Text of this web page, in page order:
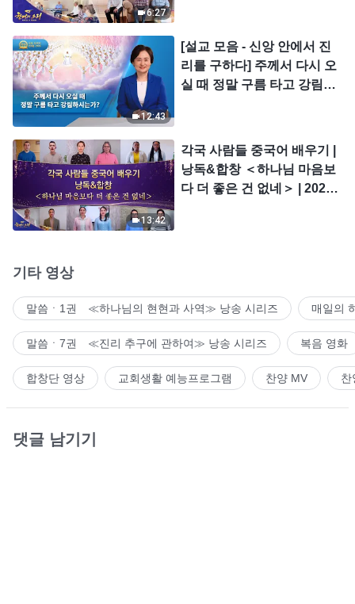
6:27
12:43
[설교 모음 - 신앙 안에서 진
리를 구하다] 주께서 다시 오
실 때 정말 구름 타고 강림하
13:42
각국 사람들 중국어 배우기 |
낭독&합창 ＜하나님 마음보
다 더 좋은 건 없네＞ | 2026
기타 영상
말씀ㆍ1권 ≪하나님의 현현과 사역≫ 낭송 시리즈 매일의
말씀ㆍ7권 ≪진리 추구에 관하여≫ 낭송 시리즈 복음 영화
합창단 영상 교회생활 예능프로그램 찬양 MV 찬
댓글 남기기